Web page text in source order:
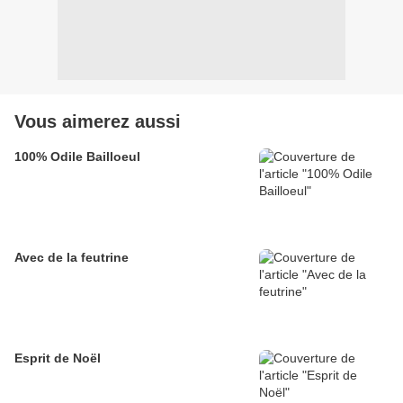
Vous aimerez aussi
100% Odile Bailloeul
Avec de la feutrine
Esprit de Noël